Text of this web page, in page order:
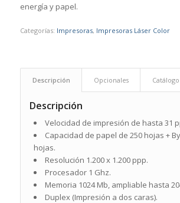
energía y papel.
Categorías: Impresoras, Impresoras Láser Color
Descripción Opcionales Catálogo
Descripción
Velocidad de impresión de hasta 31
Capacidad de papel de 250 hojas +
hojas.
Resolución 1.200 x 1.200 ppp.
Procesador 1 Ghz.
Memoria 1024 Mb, ampliable hasta
Duplex (Impresión a dos caras).